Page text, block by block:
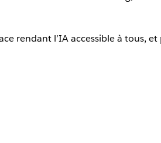
rendant l’IA accessible à tous,